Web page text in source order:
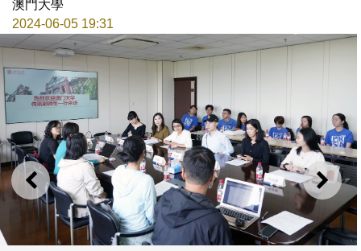
澳門大學
2024-06-05 19:31
上一則 下一